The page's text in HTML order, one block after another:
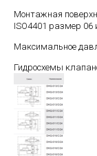
Монтажная
ISO4401 размер 06
Максимальное
Гидросхемы